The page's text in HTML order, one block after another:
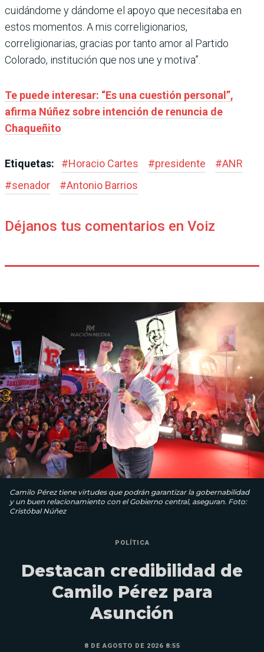
cuidándome y dándome el apoyo que necesitaba en
estos momentos. A mis correligionarios,
correligionarias, gracias por tanto amor al Partido
Colorado, institución que nos une y motiva”.
Te puede interesar: “Es una cuestión personal”,
afirma Núñez sobre intención de renuncia de
Chaqueñito
Etiquetas: #Horacio Cartes #presidente #ANR
#senador #Antonio Barrios
Déjanos tus comentarios en Voiz
Camilo Pérez tiene virtudes que podrán garantizar la gobernabilidad
y un buen relacionamiento con el Gobierno central, aseguran. Foto:
Cristóbal Núñez
POLÍTICA
Destacan credibilidad de
Camilo Pérez para
Asunción
8 DE AGOSTO DE 2026 8:55